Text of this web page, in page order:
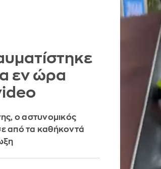
εν ώρα
ο αστυνομικός
από τα καθήκοντά